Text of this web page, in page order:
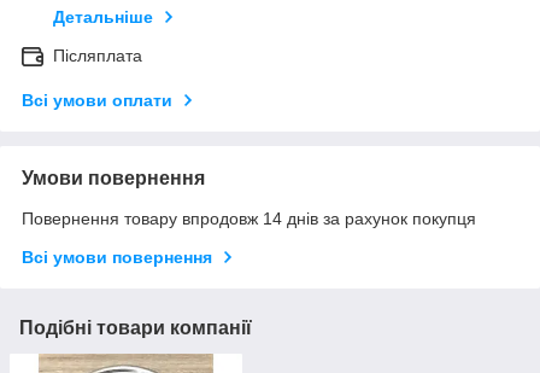
Детальніше
Післяплата
Всі умови оплати
Умови повернення
Повернення товару впродовж 14 днів за рахунок покупця
Всі умови повернення
Подібні товари компанії